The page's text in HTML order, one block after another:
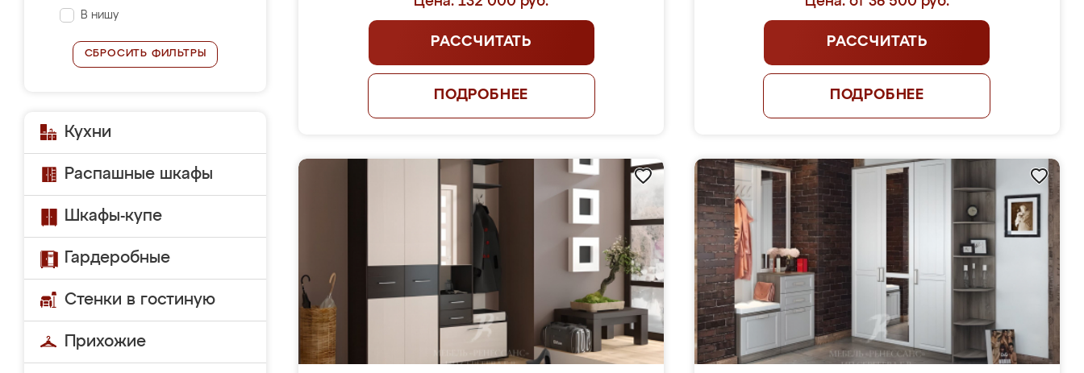
В нишу
СБРОСИТЬ ФИЛЬТРЫ
Кухни
Распашные шкафы
Шкафы-купе
Гардеробные
Стенки в гостиную
Прихожие
РАССЧИТАТЬ
ПОДРОБНЕЕ
РАССЧИТАТЬ
ПОДРОБНЕЕ